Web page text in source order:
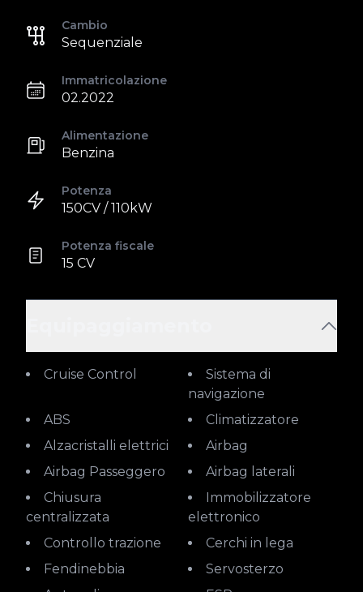
Cambio
Sequenziale
Immatricolazione
02.2022
Alimentazione
Benzina
Potenza
150CV / 110kW
Potenza fiscale
15 CV
Cruise Control
Sistema di
navigazione
ABS
Climatizzatore
Alzacristalli elettrici
Airbag
Airbag Passeggero
Airbag laterali
Chiusura
centralizzata
Immobilizzatore
elettronico
Controllo trazione
Cerchi in lega
Fendinebbia
Servosterzo